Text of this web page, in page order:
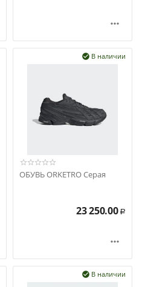

В наличии

ОБУВЬ ORKETRO Серая
23 250.00 Р

В наличии
